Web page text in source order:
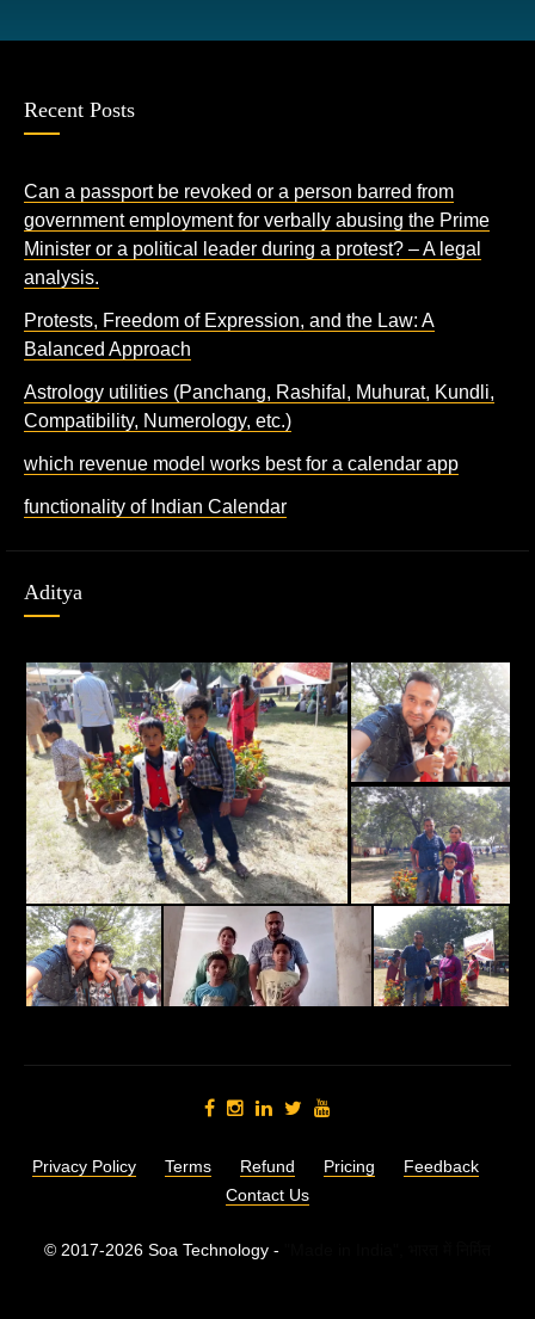
Recent Posts
Can a passport be revoked or a person barred from
government employment for verbally abusing the Prime
Minister or a political leader during a protest? – A legal
analysis.
Protests, Freedom of Expression, and the Law: A
Balanced Approach
Astrology utilities (Panchang, Rashifal, Muhurat, Kundli,
Compatibility, Numerology, etc.)
which revenue model works best for a calendar app
functionality of Indian Calendar
Aditya
Privacy Policy Terms Refund Pricing
Feedback
Contact Us
© 2017-2026 Soa Technology -